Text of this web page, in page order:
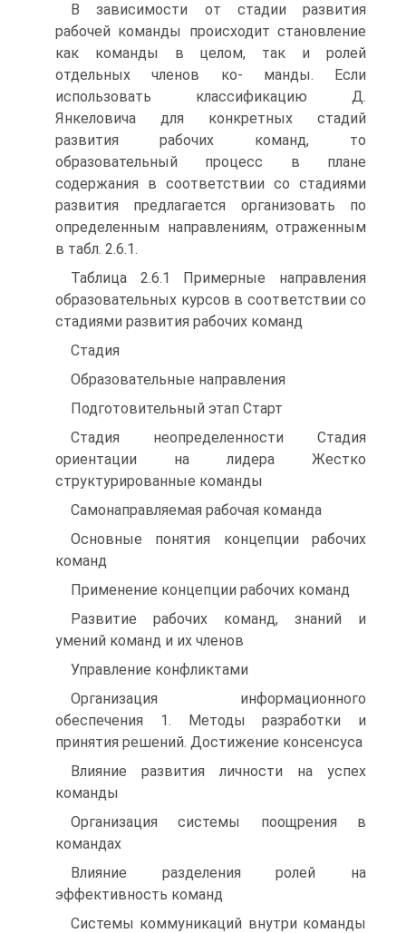
В зависимости от стадии развития
рабочей команды происходит становление
как команды в целом, так и ролей
отдельных членов ко- манды. Если
использовать классификацию Д.
Янкеловича для конкретных стадий
развития рабочих команд, то
образовательный процесс в плане
содержания в соответствии со стадиями
развития предлагается организовать по
определенным направлениям, отраженным
в табл. 2.6.1.
Таблица 2.6.1 Примерные направления
образовательных курсов в соответствии со
стадиями развития рабочих команд
Стадия
Образовательные направления
Подготовительный этап Старт
Стадия неопределенности Стадия
ориентации на лидера Жестко
структурированные команды
Самонаправляемая рабочая команда
Основные понятия концепции рабочих
команд
Применение концепции рабочих команд
Развитие рабочих команд, знаний и
умений команд и их членов
Управление конфликтами
Организация информационного
обеспечения 1. Методы разработки и
принятия решений. Достижение консенсуса
Влияние развития личности на успех
команды
Организация системы поощрения в
командах
Влияние разделения ролей на
эффективность команд
Системы коммуникаций внутри команды